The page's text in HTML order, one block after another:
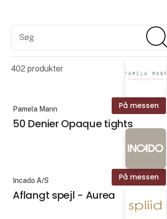
402 produkter
På messen
Pamela Mann
50 Denier Opaque tights
På messen
Incado A/S
Aflangt spejl - Aurea